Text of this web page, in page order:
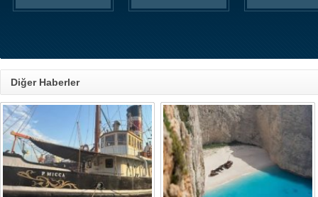
Diğer Haberler